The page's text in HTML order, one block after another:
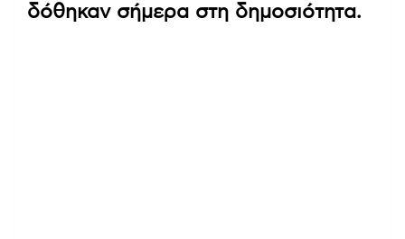
δόθηκαν σήμερα στη δημοσιότητα.